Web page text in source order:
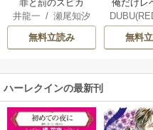
罪と罰のスピカ
井龍一 /瀬尾知汐
無料立読み
俺だけレ
プ
UDIO)/
h-
無料
ハーレクインの最新刊